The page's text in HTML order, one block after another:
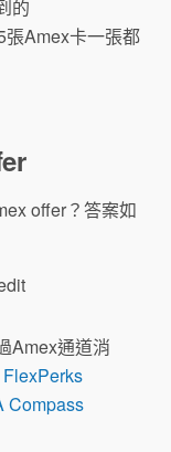
的
張Amex卡一張都
offer？答案如
Amex通道消
Compass